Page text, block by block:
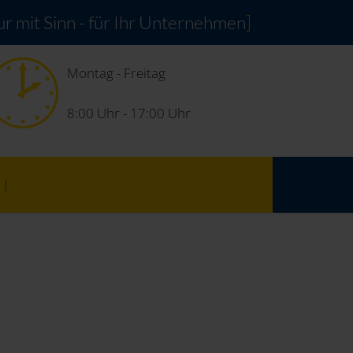
mit Sinn - für Ihr Unternehmen]
Montag - Freitag
8:00 Uhr - 17:00 Uhr